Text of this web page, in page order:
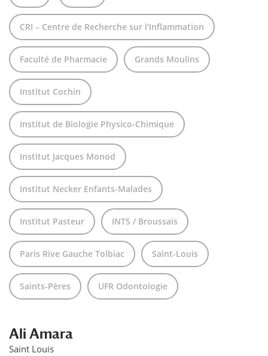
CRI – Centre de Recherche sur l'Inflammation
Faculté de Pharmacie Grands Moulins
Institut Cochin
Institut de Biologie Physico-Chimique
Institut Jacques Monod
Institut Necker Enfants-Malades
Institut Pasteur INTS / Broussais
Paris Rive Gauche Tolbiac Saint-Louis
Saints-Pères UFR Odontologie
Ali Amara
Saint Louis